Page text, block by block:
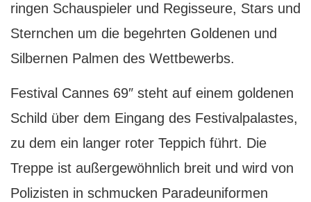
ringen Schauspieler und Regisseure, Stars und
Sternchen um die begehrten Goldenen und
Silbernen Palmen des Wettbewerbs.
Festival Cannes 69″ steht auf einem goldenen
Schild über dem Eingang des Festivalpalastes,
zu dem ein langer roter Teppich führt. Die
Treppe ist außergewöhnlich breit und wird von
Polizisten in schmucken Paradeuniformen